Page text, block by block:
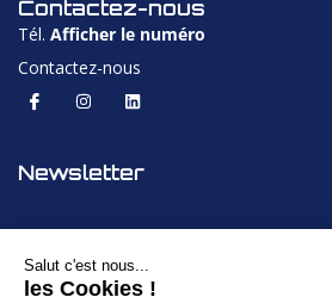
Contactez-nous
Tél. Afficher le numéro
Contactez-nous
Newsletter
Salut c'est nous...
les Cookies !